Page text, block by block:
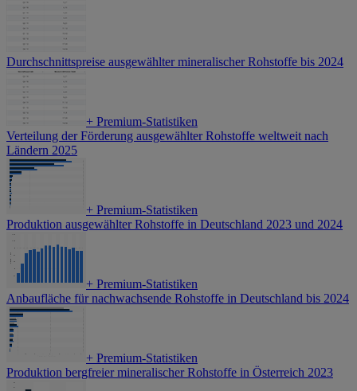
Durchschnittspreise ausgewählter mineralischer Rohstoffe bis 2024
+ Premium-Statistiken
Verteilung der Förderung ausgewählter Rohstoffe weltweit nach
Ländern 2025
+ Premium-Statistiken
Produktion ausgewählter Rohstoffe in Deutschland 2023 und 2024
+ Premium-Statistiken
Anbaufläche für nachwachsende Rohstoffe in Deutschland bis 2024
+ Premium-Statistiken
Produktion bergfreier mineralischer Rohstoffe in Österreich 2023